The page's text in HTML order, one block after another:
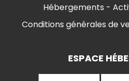
Hébergements -
Conditions générales de
ESPACE